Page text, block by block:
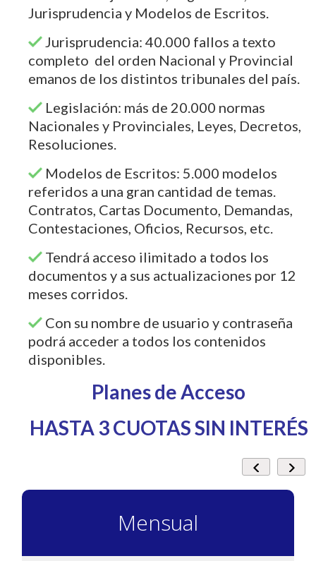
Jurisprudencia y Modelos de Escritos.
Jurisprudencia: 40.000 fallos a texto
completo del orden Nacional y Provincial
emanos de los distintos tribunales del país.
Legislación: más de 20.000 normas
Nacionales y Provinciales, Leyes, Decretos,
Resoluciones.
Modelos de Escritos: 5.000 modelos
referidos a una gran cantidad de temas.
Contratos, Cartas Documento, Demandas,
Contestaciones, Oficios, Recursos, etc.
Tendrá acceso ilimitado a todos los
documentos y a sus actualizaciones por 12
meses corridos.
Con su nombre de usuario y contraseña
podrá acceder a todos los contenidos
disponibles.
Planes de Acceso
HASTA 3 CUOTAS SIN INTERÉS
Mensual